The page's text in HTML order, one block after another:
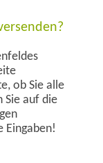
ob Sie alle
Sie auf die
Eingaben!